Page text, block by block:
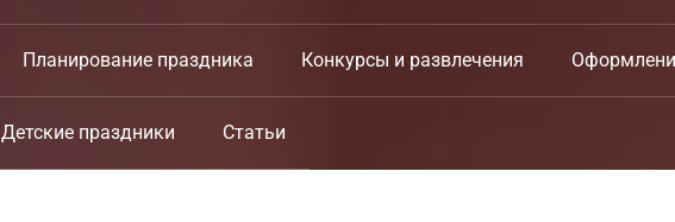
Планирование праздника Конкурсы и развлечения
Детские праздники Статьи